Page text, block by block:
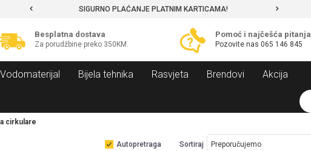
SIGURNO PLAĆANJE PLATNIM KARTICAMA!
Besplatna dostava
Za porudžbine preko 350KM.
Pomoć i najčešća pitanja
Pozovite nas 065 146 845
Vodomaterijal Bijela tehnika Rasvjeta Brendovi Akcija
cirkulare
Autopretraga Sortiraj